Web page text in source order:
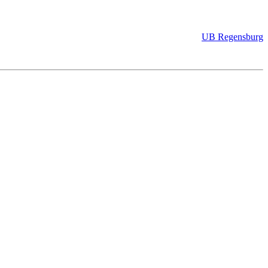
UB Regensburg